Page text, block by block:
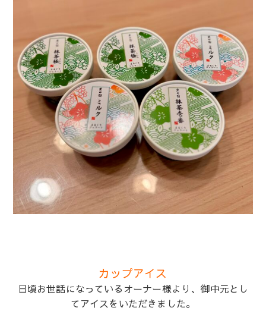
カップアイス
日頃お世話になっているオーナー様より、御中元とし
てアイスをいただきました。